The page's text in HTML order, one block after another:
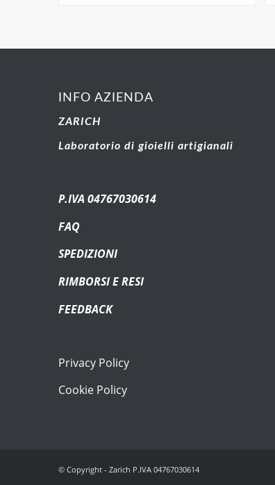
INFO AZIENDA
ZARICH
Laboratorio di gioielli artigianali
P.IVA 04767030614
FAQ
SPEDIZIONI
RIMBORSI E RESI
FEEDBACK
Privacy Policy
Cookie Policy
© Copyright - Zarich P.IVA 04767030614